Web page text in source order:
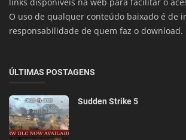
links disponíveis na web para facilitar o
O uso de qualquer conteúdo baixado é de
responsabilidade de quem faz o download.
ÚLTIMAS POSTAGENS
Sudden Strike 5